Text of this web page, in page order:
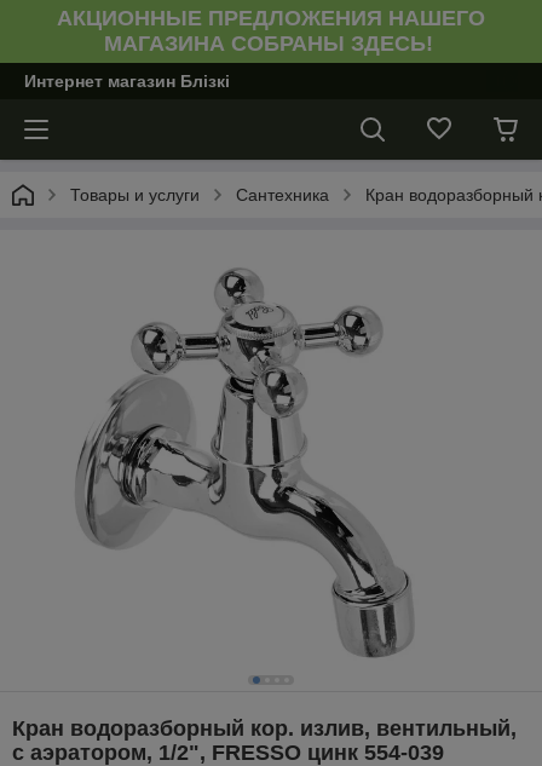
АКЦИОННЫЕ ПРЕДЛОЖЕНИЯ НАШЕГО
МАГАЗИНА СОБРАНЫ ЗДЕСЬ!
Интернет магазин Блiзкi
Товары и услуги Сантехника Кран водоразборный
Кран водоразборный кор. излив, вентильный,
с аэратором, 1/2", FRESSO цинк 554-039